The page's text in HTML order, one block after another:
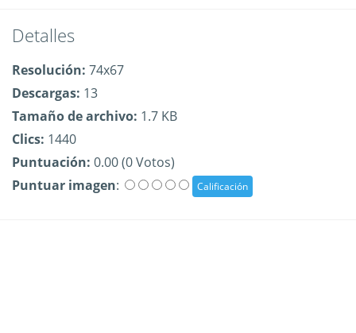
Detalles
Resolución: 74x67
Descargas: 13
Tamaño de archivo: 1.7 KB
Clics: 1440
Puntuación: 0.00 (0 Votos)
Puntuar imagen: